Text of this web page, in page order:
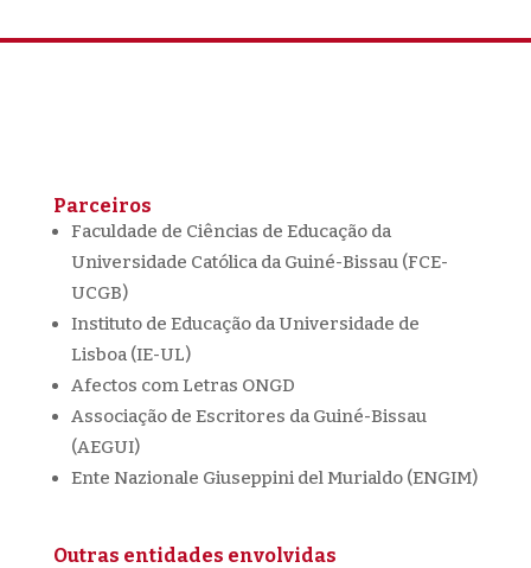
Parceiros
Faculdade de Ciências de Educação da
Universidade Católica da Guiné-Bissau (FCE-
UCGB)
Instituto de Educação da Universidade de
Lisboa (IE-UL)
Afectos com Letras ONGD
Associação de Escritores da Guiné-Bissau
(AEGUI)
Ente Nazionale Giuseppini del Murialdo (ENGIM)
Outras entidades envolvidas